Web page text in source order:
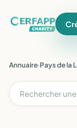
Annuaire›Pays de la